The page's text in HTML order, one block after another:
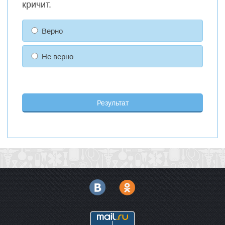
кричит.
Верно
Не верно